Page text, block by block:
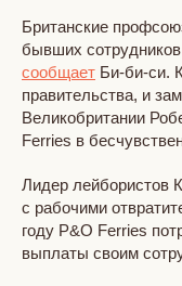
Британские
бывших сотрудников
сообщает Би-би-си.
правительства, и
Великобритании
Ferries в
Лидер лейбористов
с рабочими
году P&O Ferries
выплаты своим